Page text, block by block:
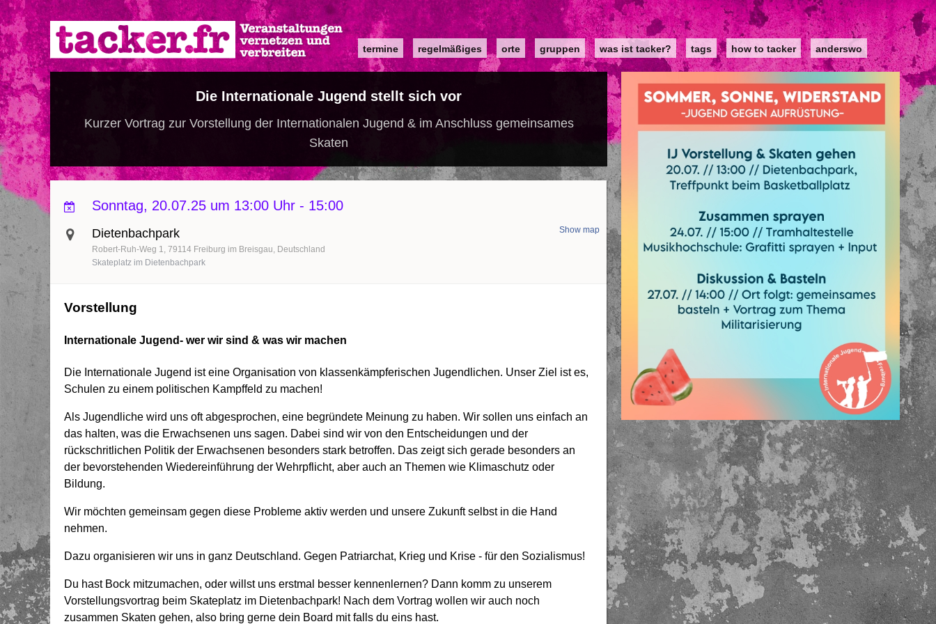
Direkt
zum
Inhalt
Main
navigation
termine regelmäßiges orte gruppen was ist tacker? tags how to tacker anderswo
Die Internationale Jugend stellt sich vor
Kurzer Vortrag zur Vorstellung der Internationalen Jugend & im Anschluss gemeinsames
Skaten
Sonntag, 20.07.25 um 13:00 Uhr - 15:00
Dietenbachpark
Robert-Ruh-Weg 1 79114 Freiburg im Breisgau Deutschland
Show map
Skateplatz im Dietenbachpark
Vorstellung
Internationale Jugend- wer wir sind & was wir machen
Die Internationale Jugend ist eine Organisation von klassenkämpferischen Jugendlichen. Unser Ziel ist es,
Schulen zu einem politischen Kampffeld zu machen!
Als Jugendliche wird uns oft abgesprochen, eine begründete Meinung zu haben. Wir sollen uns einfach an
das halten, was die Erwachsenen uns sagen. Dabei sind wir von den Entscheidungen und der
rückschritlichen Politik der Erwachsenen besonders stark betroffen. Das zeigt sich gerade besonders an
der bevorstehenden Wiedereinführung der Wehrpflicht, aber auch an Themen wie Klimaschutz oder
Bildung.
Wir möchten gemeinsam gegen diese Probleme aktiv werden und unsere Zukunft selbst in die Hand
nehmen.
Dazu organisieren wir uns in ganz Deutschland. Gegen Patriarchat, Krieg und Krise - für den Sozialismus!
Du hast Bock mitzumachen, oder willst uns erstmal besser kennenlernen? Dann komm zu unserem
Vorstellungsvortrag beim Skateplatz im Dietenbachpark! Nach dem Vortrag wollen wir auch noch
zusammen Skaten gehen, also bring gerne dein Board mit falls du eins hast.